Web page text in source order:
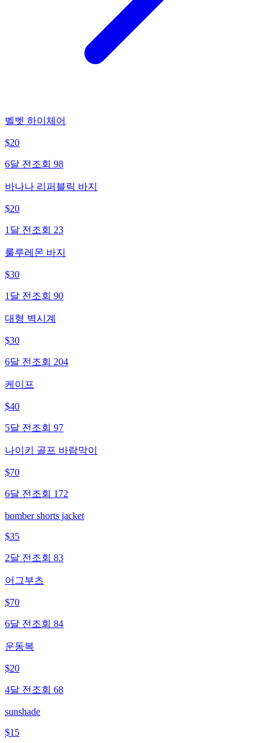
벨벳 하이체어
$20
6달 전 조회 98
바나나 리퍼블릭 바지
$20
1달 전 조회 23
룰루레몬 바지
$30
1달 전 조회 90
대형 벽시계
$30
6달 전 조회 204
케이프
$40
5달 전 조회 97
나이키 골프 바람막이
$70
6달 전 조회 172
bomber shorts jacket
$35
2달 전 조회 83
어그부츠
$70
6달 전 조회 84
운동복
$20
4달 전 조회 68
sunshade
$15